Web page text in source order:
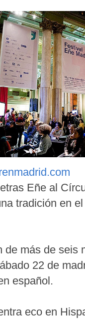
Eñe al
tradición en
de más de seis
22 de
español.
eco en